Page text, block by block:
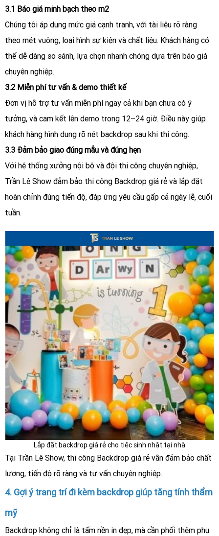
3.1 Báo giá minh bạch theo m2
Chúng tôi áp dụng mức giá cạnh tranh, với tài liệu rõ ràng
theo mét vuông, loại hình sự kiện và chất liệu. Khách hàng có
thể dễ dàng so sánh, lựa chọn nhanh chóng dựa trên báo giá
chuyên nghiệp.
3.2 Miễn phí tư vấn & demo thiết kế
Đơn vị hỗ trợ tư vấn miễn phí ngay cả khi bạn chưa có ý
tưởng, và cam kết lên demo trong 12–24 giờ. Điều này giúp
khách hàng hình dung rõ nét backdrop sau khi thi công.
3.3 Đảm bảo giao đúng mẫu và đúng hẹn
Với hệ thống xưởng nội bộ và đội thi công chuyên nghiệp,
Trần Lê Show đảm bảo thi công Backdrop giá rẻ và lắp đặt
hoàn chỉnh đúng tiến độ, đáp ứng yêu cầu gấp cả ngày lễ, cuối
tuần.
Lắp đặt backdrop giá rẻ cho tiệc sinh nhật tại nhà
Tại Trần Lê Show, thi công Backdrop giá rẻ vẫn đảm bảo chất
lượng, tiến độ rõ ràng và tư vấn chuyên nghiệp.
4. Gợi ý trang trí đi kèm backdrop giúp tăng tính thẩm
mỹ
Backdrop không chỉ là tấm nền in đẹp, mà cần phối thêm phụ